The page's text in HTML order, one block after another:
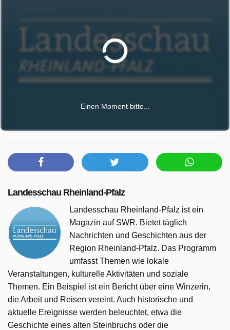
Einen Moment bitte...
Landesschau Rheinland-Pfalz
Landesschau Rheinland-Pfalz ist ein
Magazin auf SWR. Bietet täglich
Nachrichten und Geschichten aus der
Region Rheinland-Pfalz. Das Programm
umfasst Themen wie lokale
Veranstaltungen, kulturelle Aktivitäten und soziale
Themen. Ein Beispiel ist ein Bericht über eine Winzerin,
die Arbeit und Reisen vereint. Auch historische und
aktuelle Ereignisse werden beleuchtet, etwa die
Geschichte eines alten Steinbruchs oder die